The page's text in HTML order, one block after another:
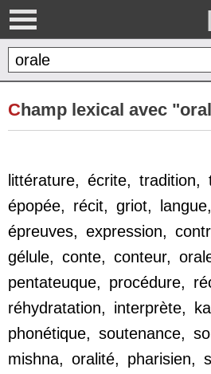
Champ lexical avec
littérature, écrite, tradition,
épopée, récit, griot, langue,
épreuves, expression,
gélule, conte, conteur,
pentateuque, procédure,
réhydratation, interprète,
phonétique, soutenance,
mishna, oralité, pharisien,